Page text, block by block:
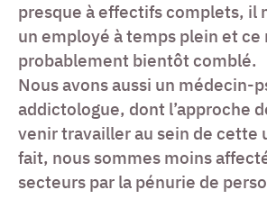
presque à effectifs complets, il
un employé à temps plein et ce
probablement bientôt comblé.
Nous avons aussi un médecin-
addictologue, dont l’approche
venir travailler au sein de cette
fait, nous sommes moins
secteurs par la pénurie de